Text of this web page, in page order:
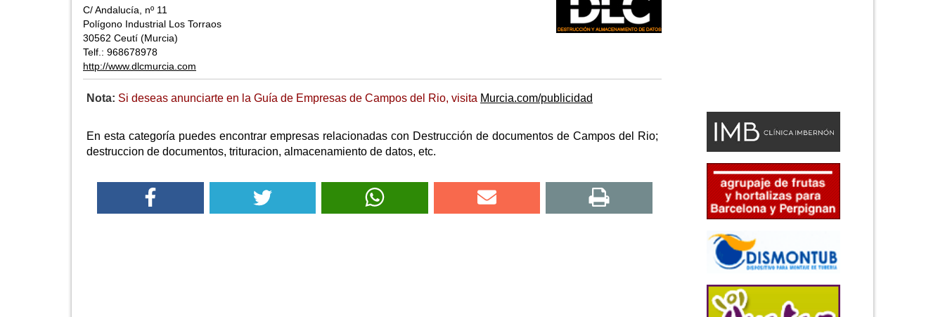
C/ Andalucía, nº 11
Polígono Industrial Los Torraos
30562 Ceutí (Murcia)
Telf.: 968678978
http://www.dlcmurcia.com
Nota: Si deseas anunciarte en la Guía de Empresas de Campos del Rio, visita Murcia.com/publicidad
En esta categoría puedes encontrar empresas relacionadas con Destrucción de documentos de Campos del Rio;
destruccion de documentos, trituracion, almacenamiento de datos, etc.